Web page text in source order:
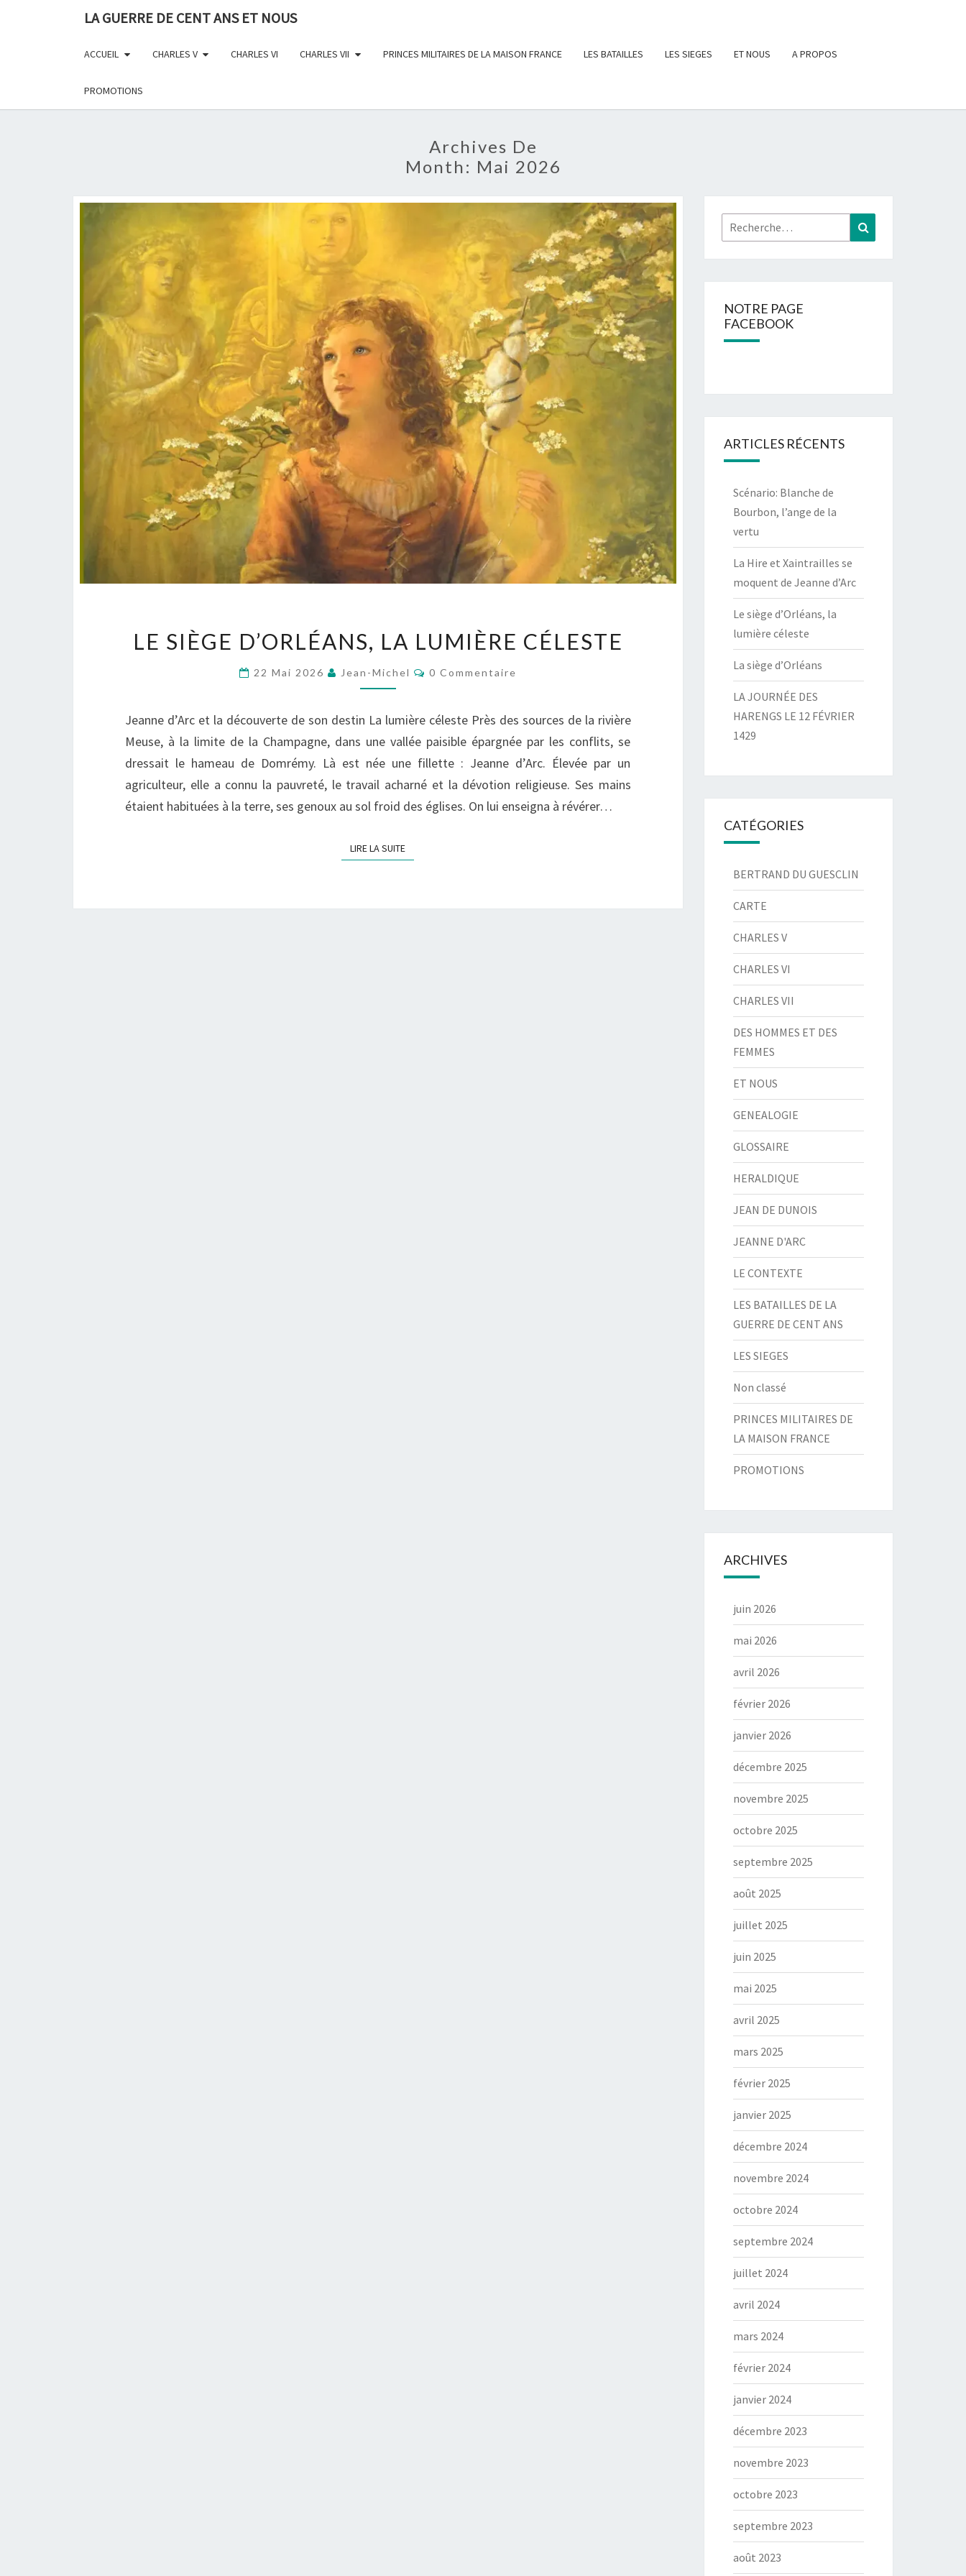
LA GUERRE DE CENT ANS ET NOUS
ACCUEIL CHARLES V CHARLES VI CHARLES VII PRINCES MILITAIRES DE LA MAISON FRANCE LES BATAILLES LES SIEGES ET NOUS A PROPOS
PROMOTIONS
Archives De
Month: Mai 2026
SIÈGE
D’ORLÉANS,
LA
LE SIÈGE D’ORLÉANS, LA LUMIÈRE CÉLESTE
22 Mai 2026 Jean-Michel Commentaires
0 Commentaire
Jeanne d’Arc et la découverte de son destin La lumière céleste Près des sources de la rivière
Meuse, à la limite de la Champagne, dans une vallée paisible épargnée par les conflits, se
dressait le hameau de Domrémy. Là est née une fillette : Jeanne d’Arc. Élevée par un
agriculteur, elle a connu la pauvreté, le travail acharné et la dévotion religieuse. Ses mains
étaient habituées à la terre, ses genoux au sol froid des églises. On lui enseigna à révérer…
LIRE LA SUITELIRE LA SUITE
Rechercher :
NOTRE PAGE
FACEBOOK
ARTICLES RÉCENTS
Scénario: Blanche de
Bourbon, l’ange de la
vertu
La Hire et Xaintrailles se
moquent de Jeanne d’Arc
Le siège d’Orléans, la
lumière céleste
La siège d’Orléans
LA JOURNÉE DES
HARENGS LE 12 FÉVRIER
1429
CATÉGORIES
BERTRAND DU GUESCLIN
CARTE
CHARLES V
CHARLES VI
CHARLES VII
DES HOMMES ET DES
FEMMES
ET NOUS
GENEALOGIE
GLOSSAIRE
HERALDIQUE
JEAN DE DUNOIS
JEANNE D'ARC
LE CONTEXTE
LES BATAILLES DE LA
GUERRE DE CENT ANS
LES SIEGES
Non classé
PRINCES MILITAIRES DE
LA MAISON FRANCE
PROMOTIONS
ARCHIVES
juin 2026
mai 2026
avril 2026
février 2026
janvier 2026
décembre 2025
novembre 2025
octobre 2025
septembre 2025
août 2025
juillet 2025
juin 2025
mai 2025
avril 2025
mars 2025
février 2025
janvier 2025
décembre 2024
novembre 2024
octobre 2024
septembre 2024
juillet 2024
avril 2024
mars 2024
février 2024
janvier 2024
décembre 2023
novembre 2023
octobre 2023
septembre 2023
août 2023